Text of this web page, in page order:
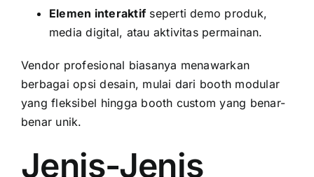
Elemen interaktifseperti demo produk,
media digital, atau aktivitas permainan.
Vendor profesional biasanya menawarkan
berbagai opsi desain, mulai dari booth modular
yang fleksibel hingga booth custom yang benar-
benar unik.
Jenis-Jenis